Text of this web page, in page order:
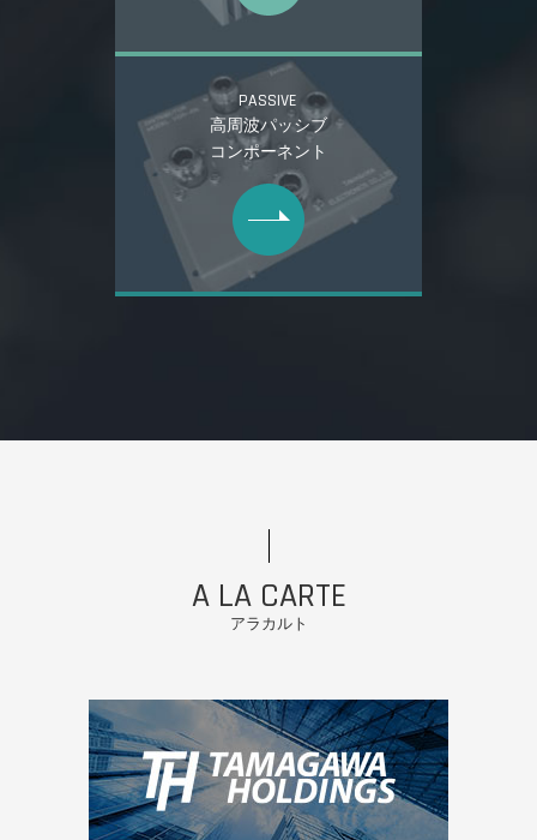
PASSIVE
高周波パッシブ
コンポーネント
A LA CARTE
アラカルト